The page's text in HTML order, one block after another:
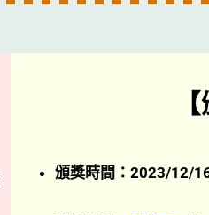
頒獎時間：2023/12/